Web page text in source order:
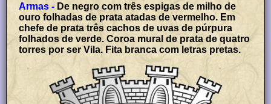
Armas - De negro com três espigas de milho de
ouro folhadas de prata atadas de vermelho. Em
chefe de prata três cachos de uvas de púrpura
folhados de verde. Coroa mural de prata de quatro
torres por ser Vila. Fita branca com letras pretas.